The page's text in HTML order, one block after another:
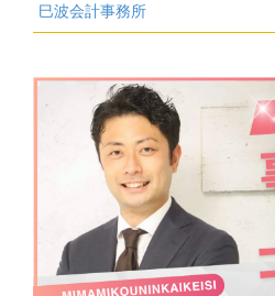
巳波会計事務所